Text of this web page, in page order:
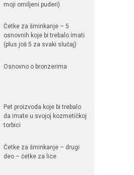
moji omiljeni puderi)
Četke za šminkanje – 5
osnovnih koje bi trebalo imati
(plus još 5 za svaki slučaj)
Osnovno o bronzerima
Pet proizvoda koje bi trebalo
da imate u svojoj kozmetičkoj
torbici
Četke za šminkanje – drugi
deo – četke za lice